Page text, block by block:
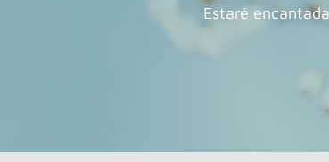
Estaré